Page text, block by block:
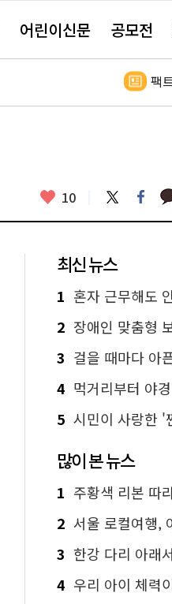
어린이신문 공모전
팩
좋
요
10 트
위
터
페
이
스
카
카
최신 뉴스
1 혼자 근무해도 안심!
2 장애인 맞춤형 보조기기 최
3 걸을 때마다 아픈 '족저근
4 먹거리부터 야경 라이브
5 시민이 사랑한 '찐' 로컬
많이 본 뉴스
1 주황색 리본 따라 한강부터 메
2 서울 로컬여행, 여기
3 한강 다리 아래서 영화
4 우리 아이 체력이 쑥쑥!